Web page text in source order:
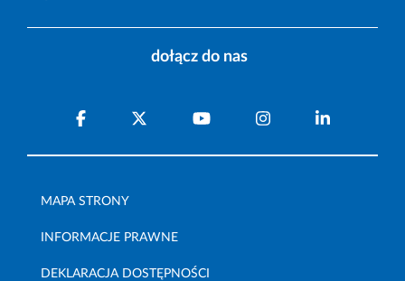
dołącz do nas
MAPA STRONY
INFORMACJE PRAWNE
DEKLARACJA DOSTĘPNOŚCI